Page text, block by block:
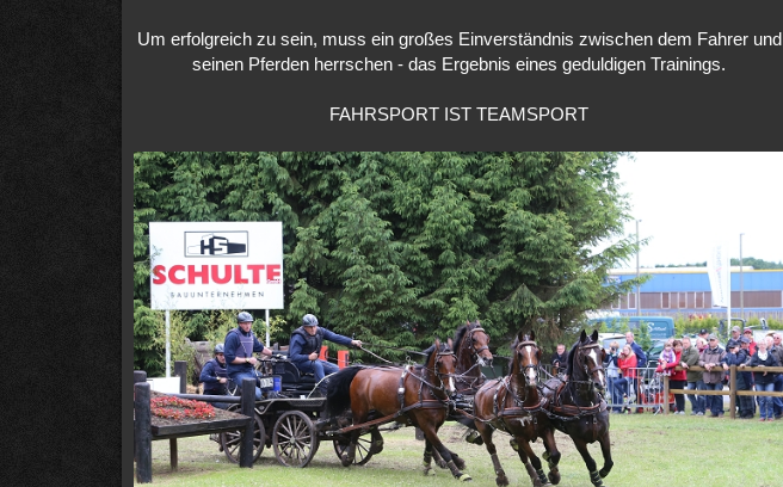
Um erfolgreich zu sein, muss ein großes Einverständnis zwischen dem Fahrer und
seinen Pferden herrschen - das Ergebnis eines geduldigen Trainings.
FAHRSPORT IST TEAMSPORT